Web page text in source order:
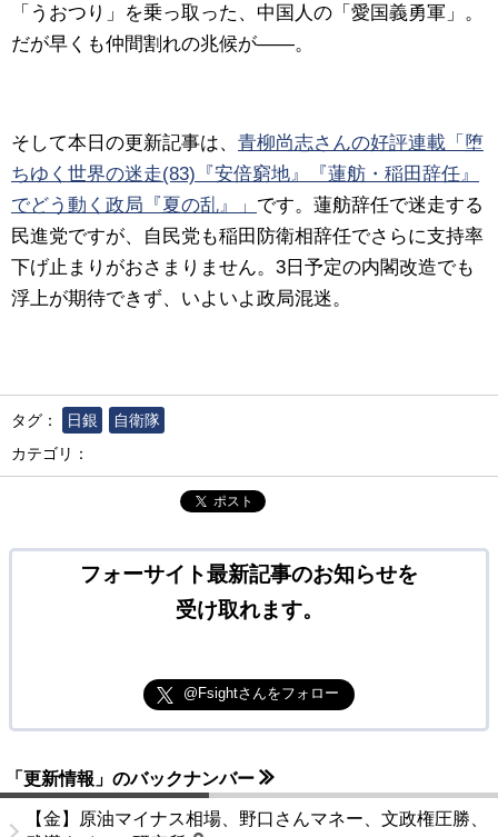
「うおつり」を乗っ取った、中国人の「愛国義勇軍」。
だが早くも仲間割れの兆候が――。
そして本日の更新記事は、 青柳尚志さんの好評連載「堕
ちゆく世界の迷走(83)『安倍窮地』『蓮舫・稲田辞任』
でどう動く政局『夏の乱』」 です。 蓮舫辞任で迷走する
民進党ですが、自民党も稲田防衛相辞任でさらに支持率
下げ止まりがおさまりません。3日予定の内閣改造でも
浮上が期待できず、いよいよ政局混迷。
タグ： 日銀
自衛隊
カテゴリ：
ポスト
フォーサイト最新記事のお知らせを
受け取れます。
@Fsightさんをフォロー
「更新情報」のバックナンバー
【金】原油マイナス相場、野口さんマネー、文政権圧勝、